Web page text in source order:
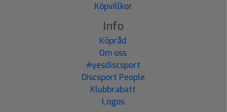
Köpvillkor
Info
Köpråd
Om oss
#yesdiscsport
Discsport People
Klubbrabatt
Logos